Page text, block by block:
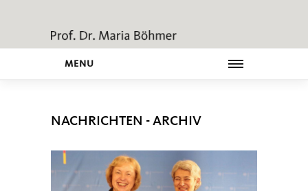
MENU
NACHRICHTEN - ARCHIV